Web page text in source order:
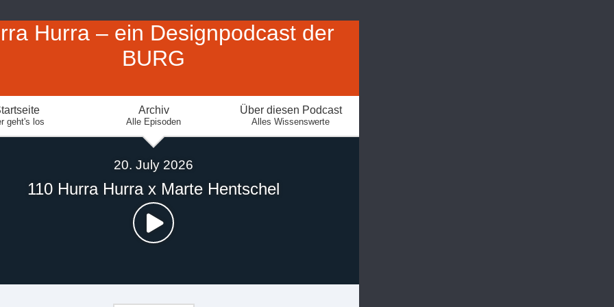
Hurra – ein Designpodcast der
BURG
geht's los
Archiv
Alle Episoden
Über diesen Podcast
Alles Wissenswerte
20. July 2026
110 Hurra Hurra x Marte Hentschel